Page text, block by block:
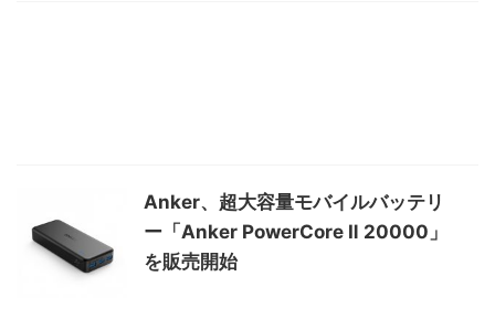
Anker、超大容量モバイルバッテリ
ー「Anker PowerCore Ⅱ 20000」
を販売開始